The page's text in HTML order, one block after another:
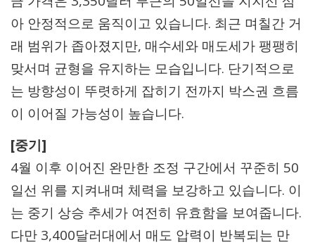
아 안정적으로 움직이고 있습니다. 최근 며칠간 거
래 범위가 좁아졌지만, 매수세와 매도세가 팽팽히
맞서며 균형을 유지하는 모습입니다. 단기적으로
는 방향성이 뚜렷하게 잡히기 전까지 박스권 흐름
이 이어질 가능성이 높습니다.
[중기]
4월 이후 이어진 완만한 조정 구간에서 꾸준히 50
일선 위를 지켜내며 체력을 보강하고 있습니다. 이
는 중기 상승 추세가 여전히 유효함을 보여줍니다.
다만 3,400달러대에서 매도 압력이 반복되는 만